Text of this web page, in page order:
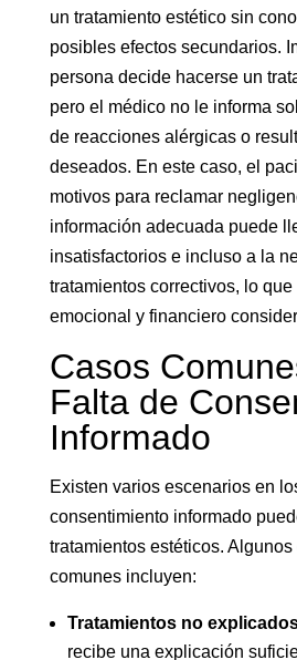
un tratamiento estético sin
posibles efectos secundarios.
persona decide hacerse un
pero el médico no le informa
de reacciones alérgicas o
deseados. En este caso, el
motivos para reclamar
información adecuada puede
insatisfactorios e incluso a la
tratamientos correctivos, lo
emocional y financiero
Casos
Falta de
Informado
Existen varios escenarios en
consentimiento informado
tratamientos estéticos.
comunes incluyen:
Tratamientos no
recibe una explicación